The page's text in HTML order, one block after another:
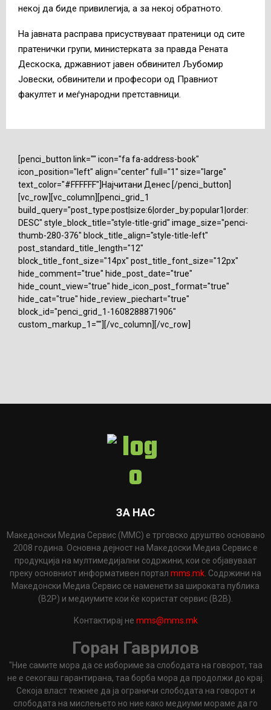
некој да биде привилегија, а за некој обратното.
На јавната расправа присуствуваат пратеници од сите
пратенички групи, министерката за правда Рената
Дескоска, државниот јавен обвинител Љубомир
Јовески, обвинители и професори од Правниот
факултет и меѓународни претставници.
[penci_button link="" icon="fa fa-address-book"
icon_position="left" align="center" full="1" size="large"
text_color="#FFFFFF"]Најчитани Денес [/penci_button]
[vc_row][vc_column][penci_grid_1
build_query="post_type:post|size:6|order_by:popular1|order:
DESC" style_block_title="style-title-grid" image_size="penci-
thumb-280-376" block_title_align="style-title-left"
post_standard_title_length="12"
block_title_font_size="14px" post_title_font_size="12px"
hide_comment="true" hide_post_date="true"
hide_count_view="true" hide_icon_post_format="true"
hide_cat="true" hide_review_piechart="true"
block_id="penci_grid_1-1608288871906"
custom_markup_1=""][/vc_column][/vc_row]
ЗА НАС
Македонски Медиа Сервис (ММС) е трговско друштво основано
2008 година. Основна дејност на Македоски Медиа Сервис е
продукција на мултимедијални содржини, кои се објавуваат
преку основниот информативен портал mms.mk . Содржини на
Македонски Медиа Сервис се наменети за широката публика
(B2P) и медиумите кои ќе користат сервис (B2B).
Контактирај не mms@mms.mk
Горан Гаврилов
"Ние самите мора да се избориме за слободата на говорот, таа
не е секогаш гарантирана, таа борба мора да продолжи до крај.
Секоја власт тежнее да ја ограничи слободата на говорот и
слободата на мислењето но ние како медиуми мораме да го